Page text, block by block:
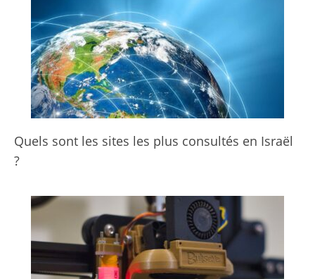
Quels sont les sites les plus consultés en Israël
?